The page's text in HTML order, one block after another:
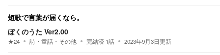
短歌で言葉が届くなら。
ぼくのうた Ver2.00
★24 詩・童話・その他 完結済 1話 2023年9月3日更新